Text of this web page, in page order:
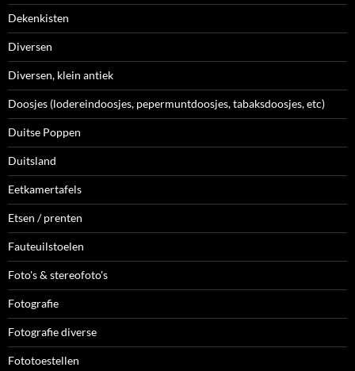
Dekenkisten
Diversen
Diversen, klein antiek
Doosjes (lodereindoosjes, pepermuntdoosjes, tabaksdoosjes, etc)
Duitse Poppen
Duitsland
Eetkamertafels
Etsen / prenten
Fauteuilstoelen
Foto's & stereofoto's
Fotografie
Fotografie diverse
Fototoestellen